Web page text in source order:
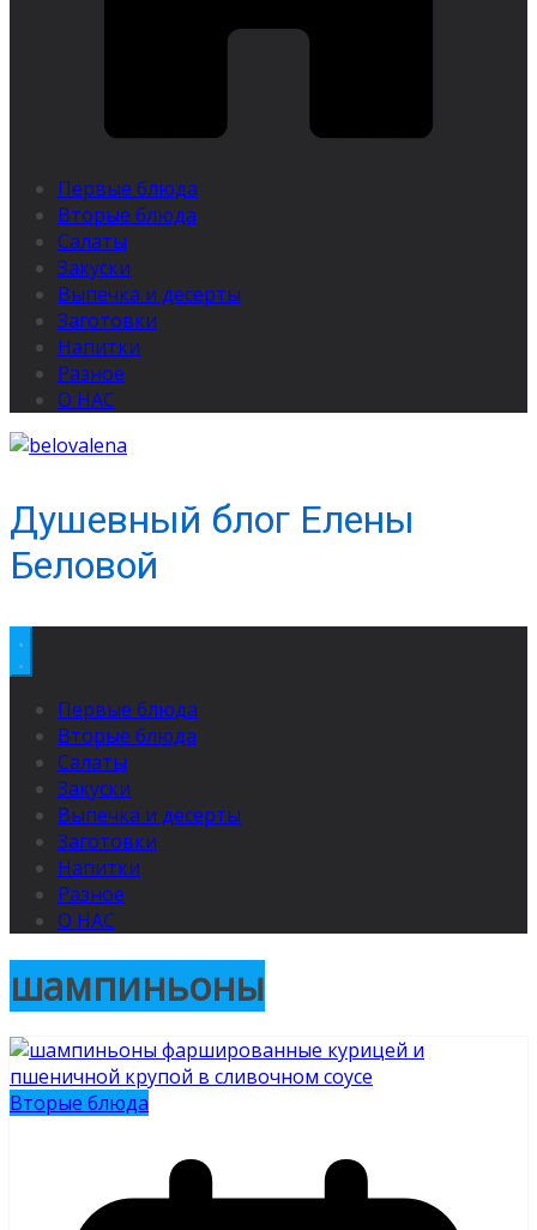
Первые блюда
Вторые блюда
Салаты
Закуски
Выпечка и десерты
Заготовки
Напитки
Разное
О НАС
Душевный блог Елены
Беловой
Первые блюда
Вторые блюда
Салаты
Закуски
Выпечка и десерты
Заготовки
Напитки
Разное
О НАС
шампиньоны
Вторые блюда